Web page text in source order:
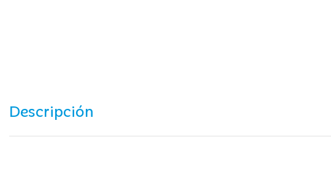
Descripción